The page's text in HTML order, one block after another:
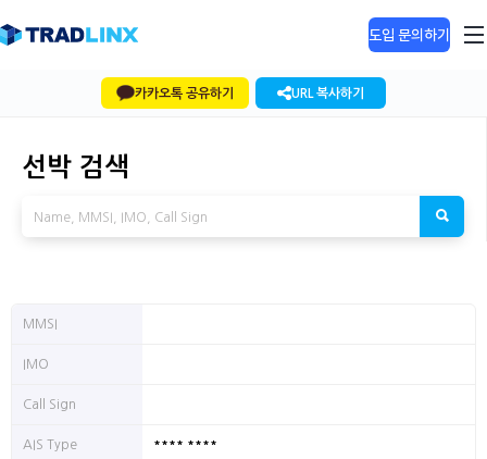
도입 문의하기
카카오톡 공유하기 URL 복사하기
선박 검색
MMSI
IMO
Call Sign
AIS Type **** ****